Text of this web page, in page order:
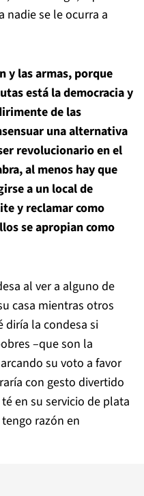
nadie se le ocurra a
y las armas, porque
está la democracia y
de las
una alternativa
revolucionario en el
al menos hay que
a un local de
y reclamar como
se apropian como
al ver a alguno de
casa mientras otros
diría la condesa si
–que son la
su voto a favor
con gesto divertido
en su servicio de plata
razón en